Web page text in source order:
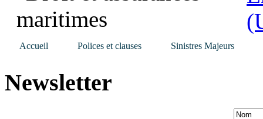
Accueil Polices et clauses Sinistres Majeurs
Newsletter